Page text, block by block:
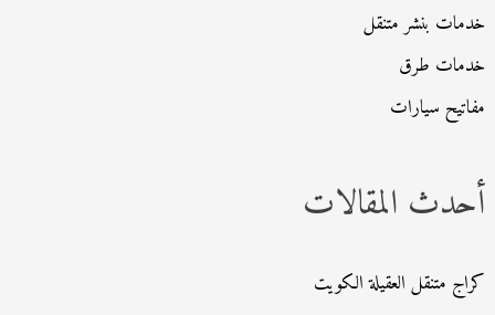
خدمات بنشر متنقل
خدمات طرق
مفاتيح سيارات
أحدث المقالات
كراج متنقل العقيلة الكويت